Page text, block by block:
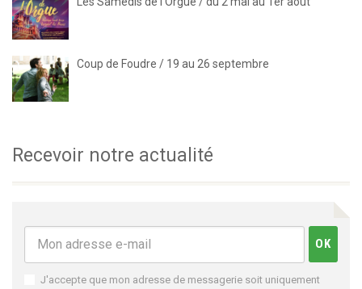
Coup de Foudre / 19 au 26 septembre
Recevoir notre actualité
J'accepte que mon adresse de messagerie soit uniquement